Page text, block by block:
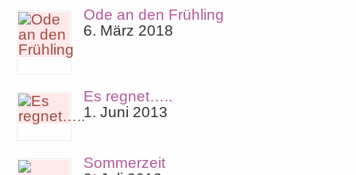
Ode an den Frühling
6. März 2018
Es regnet…..
1. Juni 2013
Sommerzeit